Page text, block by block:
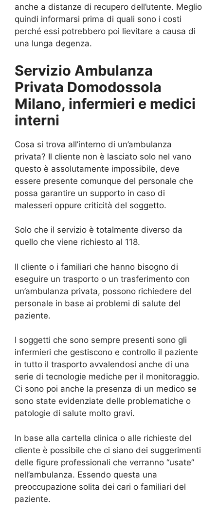
anche a distanze di recupero dell’utente. Meglio
quindi informarsi prima di quali sono i costi
perché essi potrebbero poi lievitare a causa di
una lunga degenza.
Servizio Ambulanza
Privata Domodossola
Milano, infermieri e medici
interni
Cosa si trova all’interno di un’ambulanza
privata? Il cliente non è lasciato solo nel vano
questo è assolutamente impossibile, deve
essere presente comunque del personale che
possa garantire un supporto in caso di
malesseri oppure criticità del soggetto.
Solo che il servizio è totalmente diverso da
quello che viene richiesto al 118.
Il cliente o i familiari che hanno bisogno di
eseguire un trasporto o un trasferimento con
un’ambulanza privata, possono richiedere del
personale in base ai problemi di salute del
paziente.
I soggetti che sono sempre presenti sono gli
infermieri che gestiscono e controllo il paziente
in tutto il trasporto avvalendosi anche di una
serie di tecnologie mediche per il monitoraggio.
Ci sono poi anche la presenza di un medico se
sono state evidenziate delle problematiche o
patologie di salute molto gravi.
In base alla cartella clinica o alle richieste del
cliente è possibile che ci siano dei suggerimenti
delle figure professionali che verranno “usate”
nell’ambulanza. Essendo questa una
preoccupazione solita dei cari o familiari del
paziente.